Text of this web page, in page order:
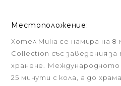
Местоположение:
Хотел Mulia се намира на 8
Collection със заведения за
хранене.
25 минути с кола, а до